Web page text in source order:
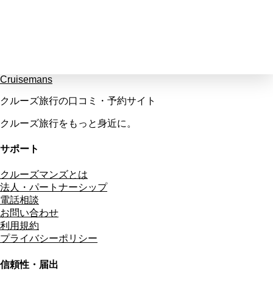
Cruisemans
クルーズ旅行の口コミ・予約サイト
クルーズ旅行をもっと身近に。
サポート
クルーズマンズとは
法人・パートナーシップ
電話相談
お問い合わせ
利用規約
プライバシーポリシー
信頼性・届出